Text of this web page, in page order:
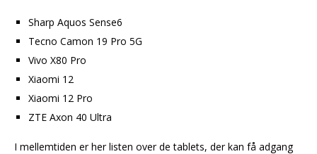
Sharp Aquos Sense6
Tecno Camon 19 Pro 5G
Vivo X80 Pro
Xiaomi 12
Xiaomi 12 Pro
ZTE Axon 40 Ultra
I mellemtiden er her listen over de tablets, der kan få adgang